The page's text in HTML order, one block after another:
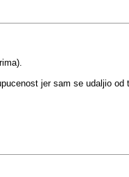
jer sam se udaljio od